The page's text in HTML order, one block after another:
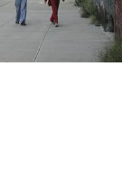
für die
von
Substanz
mit